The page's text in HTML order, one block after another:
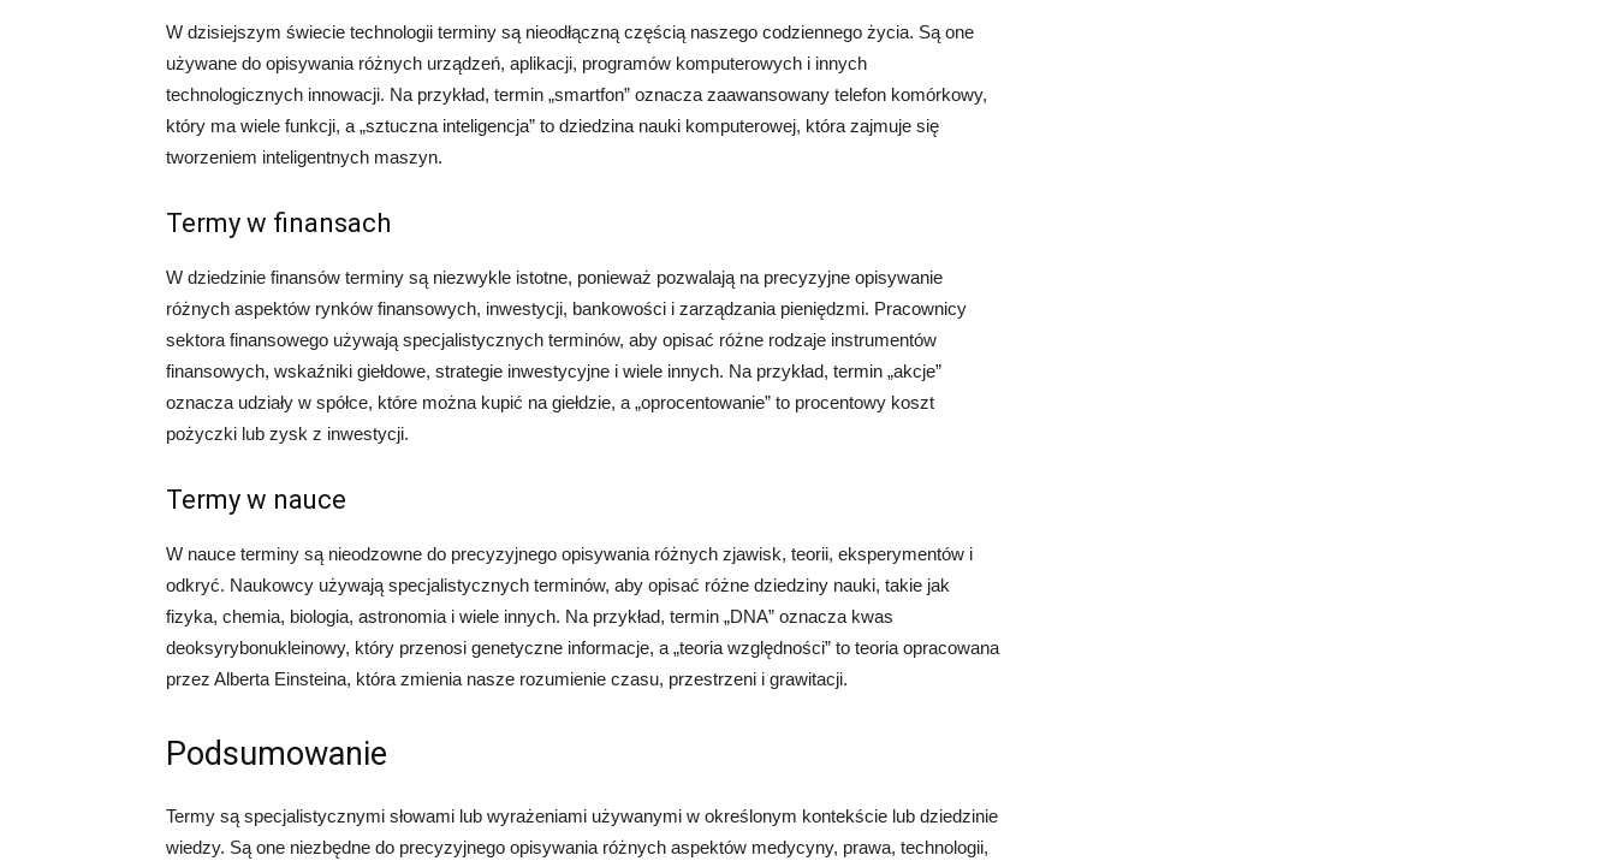
W dzisiejszym świecie technologii terminy są nieodłączną częścią naszego codziennego życia. Są one
używane do opisywania różnych urządzeń, aplikacji, programów komputerowych i innych
technologicznych innowacji. Na przykład, termin „smartfon” oznacza zaawansowany telefon komórkowy,
który ma wiele funkcji, a „sztuczna inteligencja” to dziedzina nauki komputerowej, która zajmuje się
tworzeniem inteligentnych maszyn.
Termy w finansach
W dziedzinie finansów terminy są niezwykle istotne, ponieważ pozwalają na precyzyjne opisywanie
różnych aspektów rynków finansowych, inwestycji, bankowości i zarządzania pieniędzmi. Pracownicy
sektora finansowego używają specjalistycznych terminów, aby opisać różne rodzaje instrumentów
finansowych, wskaźniki giełdowe, strategie inwestycyjne i wiele innych. Na przykład, termin „akcje”
oznacza udziały w spółce, które można kupić na giełdzie, a „oprocentowanie” to procentowy koszt
pożyczki lub zysk z inwestycji.
Termy w nauce
W nauce terminy są nieodzowne do precyzyjnego opisywania różnych zjawisk, teorii, eksperymentów i
odkryć. Naukowcy używają specjalistycznych terminów, aby opisać różne dziedziny nauki, takie jak
fizyka, chemia, biologia, astronomia i wiele innych. Na przykład, termin „DNA” oznacza kwas
deoksyrybonukleinowy, który przenosi genetyczne informacje, a „teoria względności” to teoria opracowana
przez Alberta Einsteina, która zmienia nasze rozumienie czasu, przestrzeni i grawitacji.
Podsumowanie
Termy są specjalistycznymi słowami lub wyrażeniami używanymi w określonym kontekście lub dziedzinie
wiedzy. Są one niezbędne do precyzyjnego opisywania różnych aspektów medycyny, prawa, technologii,